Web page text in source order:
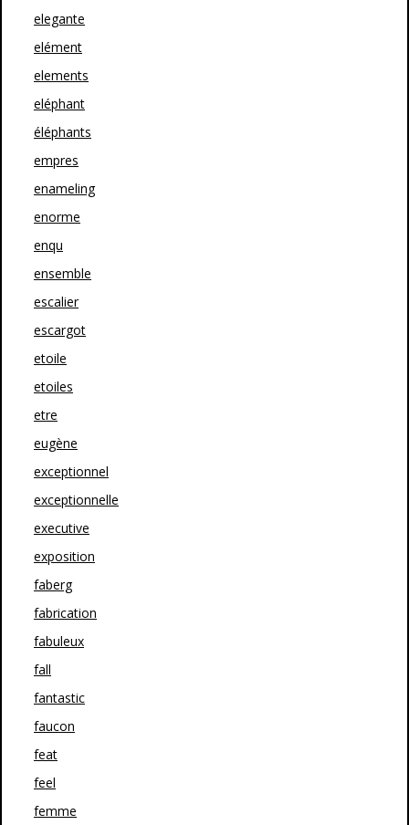
elegante
elément
elements
eléphant
éléphants
empres
enameling
enorme
enqu
ensemble
escalier
escargot
etoile
etoiles
etre
eugène
exceptionnel
exceptionnelle
executive
exposition
faberg
fabrication
fabuleux
fall
fantastic
faucon
feat
feel
femme